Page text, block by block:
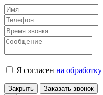
Я согласен на
Закрыть Заказать звонок